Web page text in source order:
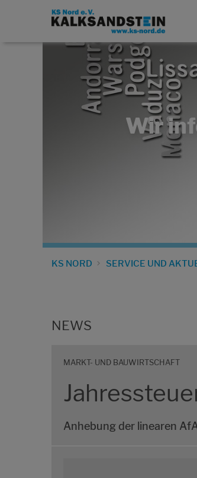
Wir
KS NORD SERVICE UND
NEWS
MARKT- UND BAUWIRTSCHAFT
Anhebung der linearen